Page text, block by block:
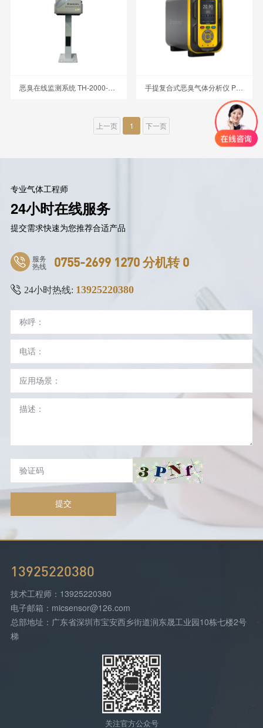
恶臭在线监测系统 TH-2000-OU 手提复合式恶臭气体分析仪 PTM600-OU
上一页 1 下一页
专业气体工程师
24小时在线服务
提交需求快速为您推荐合适产品
服务
热线 0755-2699 1270 分机转 0
24小时热线: 13925220380
提交
13925220380
技术工程师：13925220380
电子邮箱：micsensor@126.com
总部地址：广东省深圳市宝安西乡街道润东晟工业园10栋七楼2号
梯
关注官方公众号